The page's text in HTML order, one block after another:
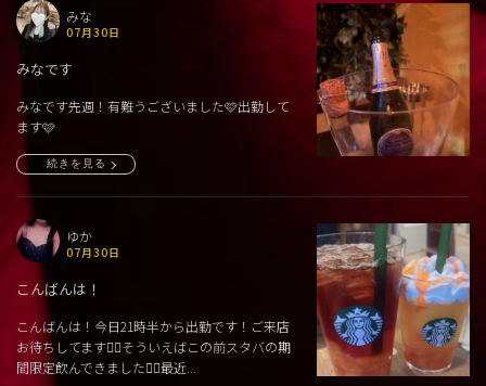
みな
07月30日
みなです
みなです先週！有難うございました🩷出勤して
ます🩷
続きを見る
ゆか
07月30日
こんばんは！
こんばんは！今日21時半から出勤です！ご来店
お待ちしてます🙂‍↕️そういえばこの前スタバの期
間限定飲んできました👍🏻最近...